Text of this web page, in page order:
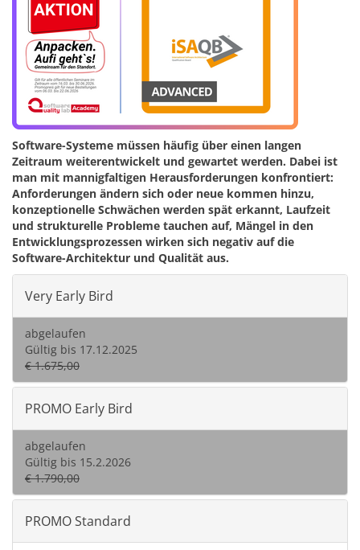
Software-Systeme müssen häufig über einen langen
Zeitraum weiterentwickelt und gewartet werden. Dabei ist
man mit mannigfaltigen Herausforderungen konfrontiert:
Anforderungen ändern sich oder neue kommen hinzu,
konzeptionelle Schwächen werden spät erkannt, Laufzeit
und strukturelle Probleme tauchen auf, Mängel in den
Entwicklungsprozessen wirken sich negativ auf die
Software-Architektur und Qualität aus.
Very Early Bird
abgelaufen
Gültig bis 17.12.2025
€ 1.675,00
PROMO Early Bird
abgelaufen
Gültig bis 15.2.2026
€ 1.790,00
PROMO Standard